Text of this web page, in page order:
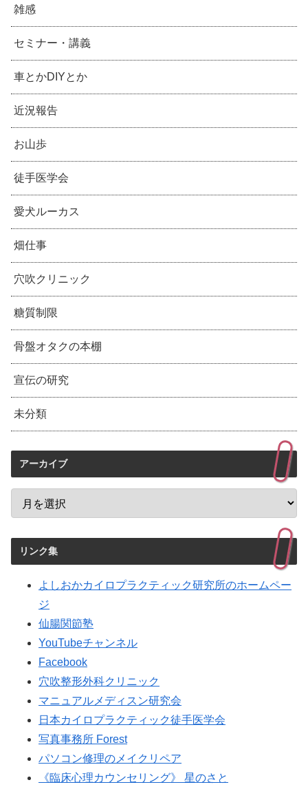
雑感
セミナー・講義
車とかDIYとか
近況報告
お山歩
徒手医学会
愛犬ルーカス
畑仕事
穴吹クリニック
糖質制限
骨盤オタクの本棚
宣伝の研究
未分類
アーカイブ
リンク集
よしおかカイロプラクティック研究所のホームペー
ジ
仙腸関節塾
YouTubeチャンネル
Facebook
穴吹整形外科クリニック
マニュアルメディスン研究会
日本カイロプラクティック徒手医学会
写真事務所 Forest
パソコン修理のメイクリペア
《臨床心理カウンセリング》 星のさと